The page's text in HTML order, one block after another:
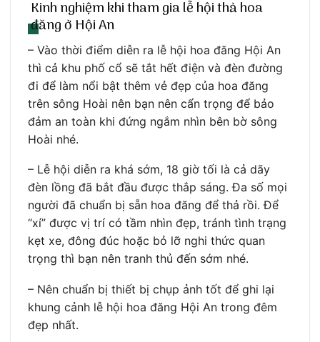
Kinh nghiệm khi tham gia lễ hội thả hoa
đăng ở Hội An
– Vào thời điểm diễn ra lễ hội hoa đăng Hội An
thì cả khu phố cổ sẽ tắt hết điện và đèn đường
đi để làm nổi bật thêm vẻ đẹp của hoa đăng
trên sông Hoài nên bạn nên cẩn trọng để bảo
đảm an toàn khi đứng ngắm nhìn bên bờ sông
Hoài nhé.
– Lễ hội diễn ra khá sớm, 18 giờ tối là cả dãy
đèn lồng đã bắt đầu được thắp sáng. Đa số mọi
người đã chuẩn bị sẵn hoa đăng để thả rồi. Để
“xí” được vị trí có tầm nhìn đẹp, tránh tình trạng
kẹt xe, đông đúc hoặc bỏ lỡ nghi thức quan
trọng thì bạn nên tranh thủ đến sớm nhé.
– Nên chuẩn bị thiết bị chụp ảnh tốt để ghi lại
khung cảnh lễ hội hoa đăng Hội An trong đêm
đẹp nhất.